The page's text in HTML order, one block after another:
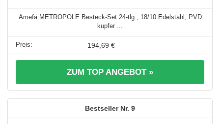
Amefa METROPOLE Besteck-Set 24-tlg., 18/10 Edelstahl, PVD
kupfer ...
194,69 €
ZUM TOP ANGEBOT »
9